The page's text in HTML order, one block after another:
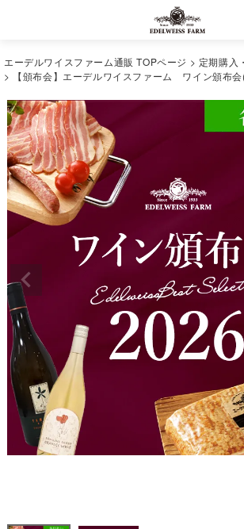
エーデルワイスファーム通販 TOPページ 定期購入
【頒布会】エーデルワイスファーム ワイン頒布